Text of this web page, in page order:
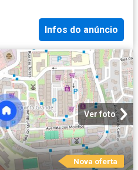
Infos do anúncio
Ver foto
Nova oferta